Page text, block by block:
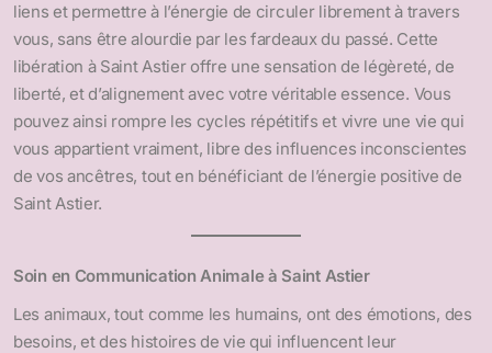
liens et permettre à l’énergie de circuler librement à travers
vous, sans être alourdie par les fardeaux du passé. Cette
libération à Saint Astier offre une sensation de légèreté, de
liberté, et d’alignement avec votre véritable essence. Vous
pouvez ainsi rompre les cycles répétitifs et vivre une vie qui
vous appartient vraiment, libre des influences inconscientes
de vos ancêtres, tout en bénéficiant de l’énergie positive de
Saint Astier.
Soin en Communication Animale à Saint Astier
Les animaux, tout comme les humains, ont des émotions, des
besoins, et des histoires de vie qui influencent leur